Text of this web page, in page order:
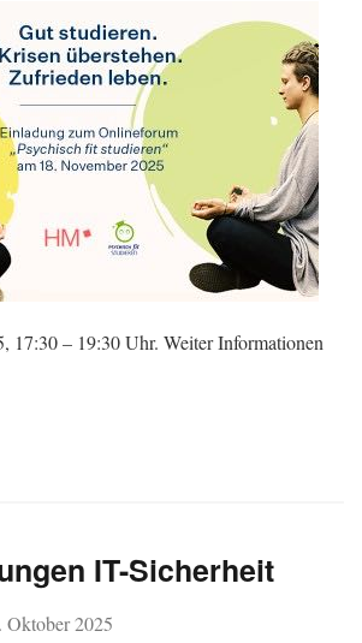
17:30 – 19:30 Uhr. Weiter Informationen
IT-Sicherheit
Oktober 2025